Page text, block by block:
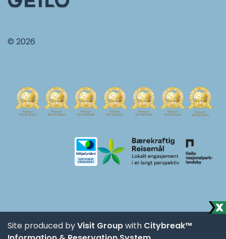
© 2026
Site produced byVisit Groupwith Citybreak™